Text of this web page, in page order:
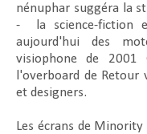
nénuphar suggéra la
-
la science-fiction
aujourd'hui des
visiophone de 2001
l'overboard de
et designers.
Les écrans de